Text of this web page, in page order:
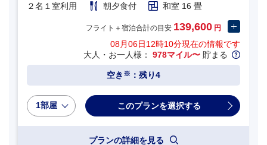
２名１室利用 朝夕食付 和室 16 畳
フライト＋宿泊合計の目安 139,600 円
08月06日12時10分現在の情報です
大人・お一人様： 978マイル〜 貯まる
空き ※ ：残り4
1部屋
プランの詳細を見る